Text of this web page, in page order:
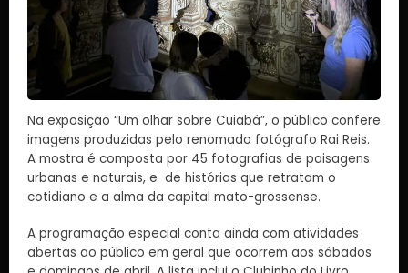
Na exposição “Um olhar sobre Cuiabá”, o público confere
imagens produzidas pelo renomado fotógrafo Rai Reis.
A mostra é composta por 45 fotografias de paisagens
urbanas e naturais, e de histórias que retratam o
cotidiano e a alma da capital mato-grossense.
A programação especial conta ainda com atividades
abertas ao público em geral que ocorrem aos sábados